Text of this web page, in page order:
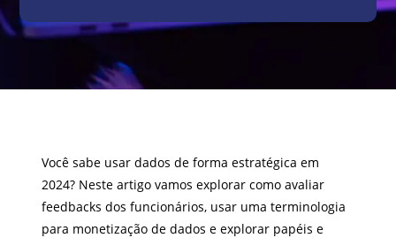
Você sabe usar dados de forma estratégica em
2024? Neste artigo vamos explorar como avaliar
feedbacks dos funcionários, usar uma terminologia
para monetização de dados e explorar papéis e